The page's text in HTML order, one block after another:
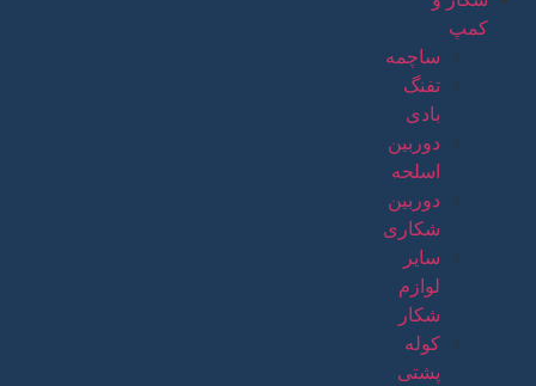
کمپ
ساچمه
تفنگ
بادی
دوربین
اسلحه
دوربین
شکاری
سایر
لوازم
شکار
کوله
پشتی